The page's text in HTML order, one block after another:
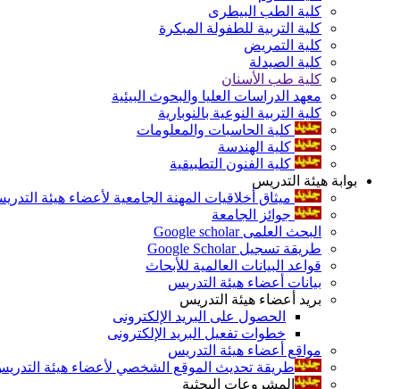
كلية الطب البيطرى
كلية التربية للطفولة المبكرة
كلية التمريض
كلية الصيدلة
كلية طب الأسنان
معهد الدراسات العليا والبحوث البيئية
كلية التربية النوعية بالنوبارية
كلية الحاسبات والمعلومات
كلية الهندسة
كلية الفنون التطبيقية
بوابة هيئة التدريس
ميثاق أخلاقيات المهنة الجامعية لأعضاء هيئة
جوائز الجامعة
البحث العلمى Google scholar
طريقة تسجيل Google Scholar
قواعد البيانات العالمية للأبحاث
بيانات أعضاء هيئة التدريس
بريد أعضاء هيئة التدريس
الحصول على البريد الإلكترونى
خطوات تفعيل البريد الإلكترونى
مواقع أعضاء هيئة التدريس
طريقة تحديث الموقع الشخصي لأعضاء هيئة التدريس
المشروعات البحثية